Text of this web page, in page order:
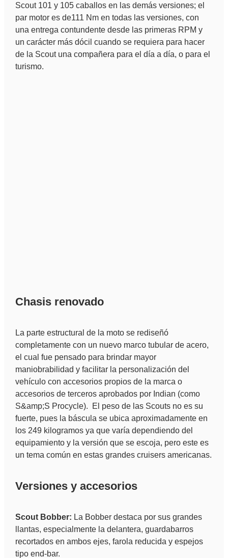
Scout 101 y 105 caballos en las demás versiones; el
par motor es de111 Nm en todas las versiones, con
una entrega contundente desde las primeras RPM y
un carácter más dócil cuando se requiera para hacer
de la Scout una compañera para el día a día, o para el
turismo.
Chasis renovado
La parte estructural de la moto se rediseñó
completamente con un nuevo marco tubular de acero,
el cual fue pensado para brindar mayor
maniobrabilidad y facilitar la personalización del
vehículo con accesorios propios de la marca o
accesorios de terceros aprobados por Indian (como
S&amp;S Procycle). El peso de las Scouts no es su
fuerte, pues la báscula se ubica aproximadamente en
los 249 kilogramos ya que varía dependiendo del
equipamiento y la versión que se escoja, pero este es
un tema común en estas grandes cruisers americanas.
Versiones y accesorios
Scout Bobber: La Bobber destaca por sus grandes
llantas, especialmente la delantera, guardabarros
recortados en ambos ejes, farola reducida y espejos
tipo end-bar.